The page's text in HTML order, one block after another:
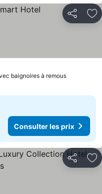
Partager
baignoires à remous
Consulter les prix
Partager